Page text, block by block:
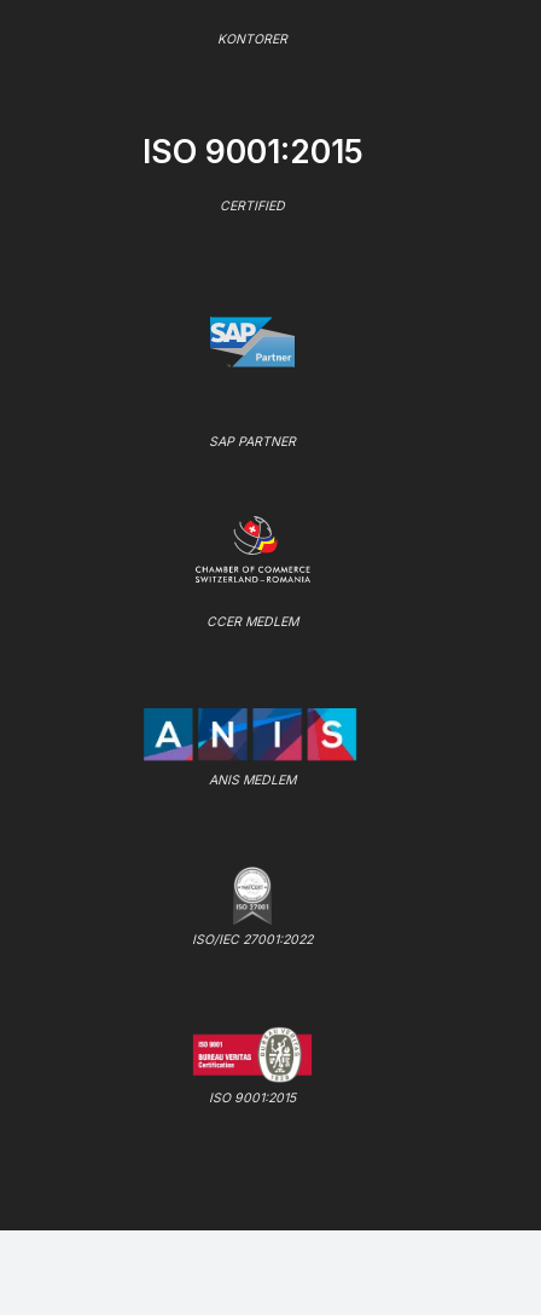
KONTORER
ISO 9001:2015
CERTIFIED
SAP PARTNER
CCER MEDLEM
ANIS MEDLEM
ISO/IEC 27001:2022
ISO 9001:2015